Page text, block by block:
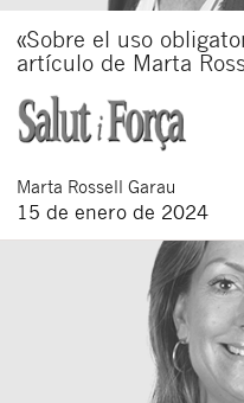
«Sobre el uso
artículo de Marta
Marta Rossell Garau
15 de enero de 2024